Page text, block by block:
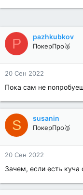
P pazhkubkov
ПокерПро🥈
20 Сен 2022
Пока сам не
S susanin
ПокерПро🥈
20 Сен 2022
Зачем, если есть куча